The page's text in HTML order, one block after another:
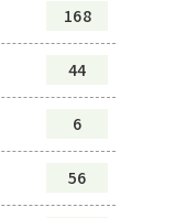
168
44
6
56